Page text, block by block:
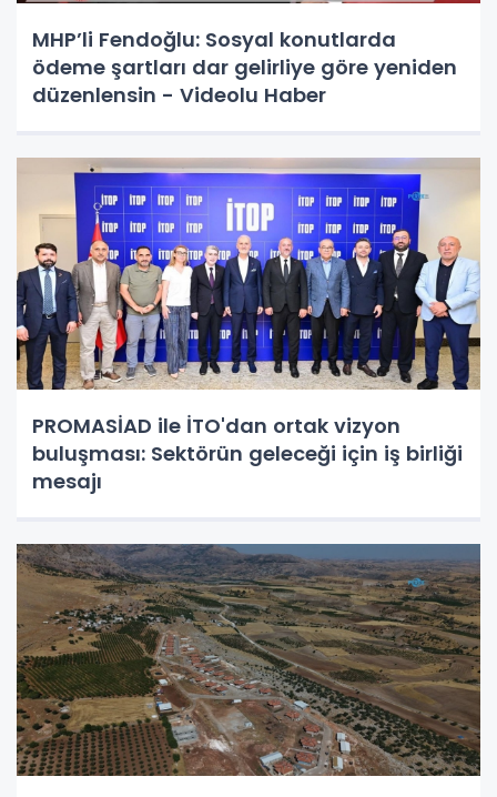
MHP’li Fendoğlu: Sosyal konutlarda
ödeme şartları dar gelirliye göre yeniden
düzenlensin - Videolu Haber
PROMASİAD ile İTO'dan ortak vizyon
buluşması: Sektörün geleceği için iş birliği
mesajı